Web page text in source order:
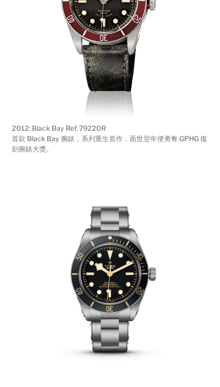
2012: Black Bay Ref. 79220R
首款 Black Bay 腕錶，系列重生首作，面世翌年便勇奪 GPHG 復
刻腕錶大獎。